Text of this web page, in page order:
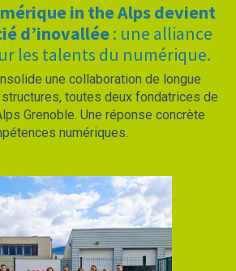
in the Alps devient
d’inovallée: une alliance
les talents du numérique.
une collaboration de longue
toutes deux fondatrices de
Grenoble. Une réponse concrète
numériques.